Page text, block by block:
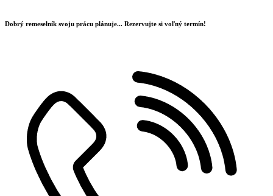
na
Dobrý remeselník svoju prácu plánuje... Rezervujte si voľný termín!